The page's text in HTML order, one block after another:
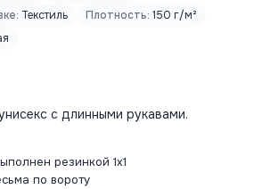
Текстиль Плотность: 150 г/м²
с длинными рукавами.
резинкой 1х1
по вороту